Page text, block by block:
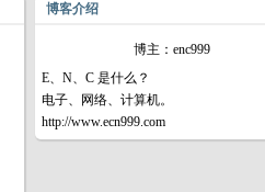
博客介绍
博主：enc999
E、N、C 是什么？
电子、网络、计算机。
http://www.ecn999.com